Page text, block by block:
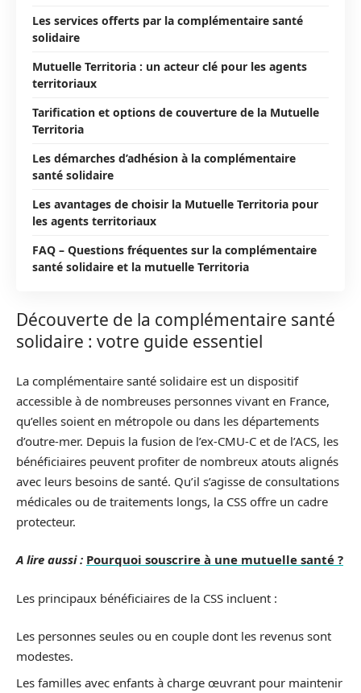
Les services offerts par la complémentaire santé
solidaire
Mutuelle Territoria : un acteur clé pour les agents
territoriaux
Tarification et options de couverture de la Mutuelle
Territoria
Les démarches d’adhésion à la complémentaire
santé solidaire
Les avantages de choisir la Mutuelle Territoria pour
les agents territoriaux
FAQ – Questions fréquentes sur la complémentaire
santé solidaire et la mutuelle Territoria
Découverte de la complémentaire santé
solidaire : votre guide essentiel
La complémentaire santé solidaire est un dispositif
accessible à de nombreuses personnes vivant en France,
qu’elles soient en métropole ou dans les départements
d’outre-mer. Depuis la fusion de l’ex-CMU-C et de l’ACS, les
bénéficiaires peuvent profiter de nombreux atouts alignés
avec leurs besoins de santé. Qu’il s’agisse de consultations
médicales ou de traitements longs, la CSS offre un cadre
protecteur.
A lire aussi : Pourquoi souscrire à une mutuelle santé ?
Les principaux bénéficiaires de la CSS incluent :
Les personnes seules ou en couple dont les revenus sont
modestes.
Les familles avec enfants à charge œuvrant pour maintenir